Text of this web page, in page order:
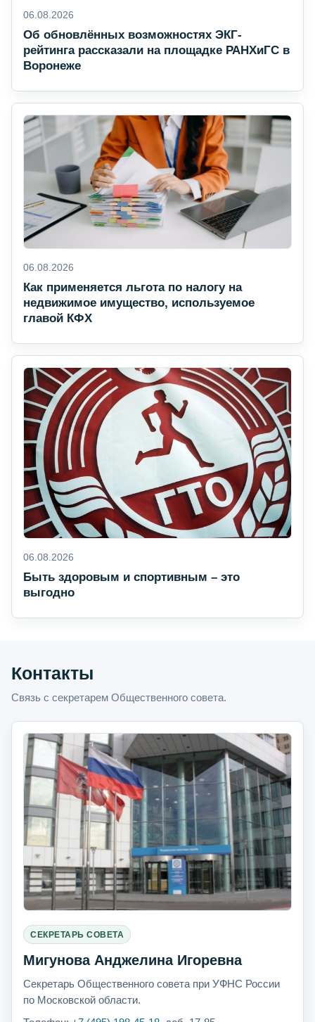
06.08.2026
Об обновлённых возможностях ЭКГ-
рейтинга рассказали на площадке РАНХиГС в
Воронеже
06.08.2026
Как применяется льгота по налогу на
недвижимое имущество, используемое
главой КФХ
06.08.2026
Быть здоровым и спортивным – это
выгодно
Контакты
Связь с секретарем Общественного совета.
СЕКРЕТАРЬ СОВЕТА
Мигунова Анджелина Игоревна
Секретарь Общественного совета при УФНС России
по Московской области.